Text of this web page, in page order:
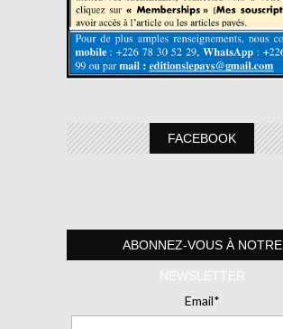
FACEBOOK
ABONNEZ-VOUS À NOTRE
NEWSLETTER
Email*